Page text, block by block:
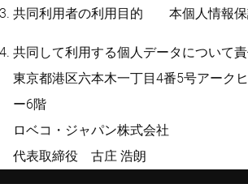
共同利用者の利用目的 本個人情報保
共同して利用する個人データについて
東京都港区六本木一丁目4番5号アーク
ー6階
ロベコ・ジャパン株式会社
代表取締役 古庄 浩朗